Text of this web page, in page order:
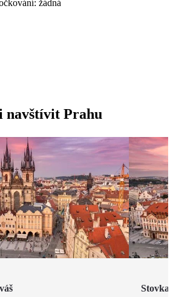
žádná
navštívit Prahu
Stovka